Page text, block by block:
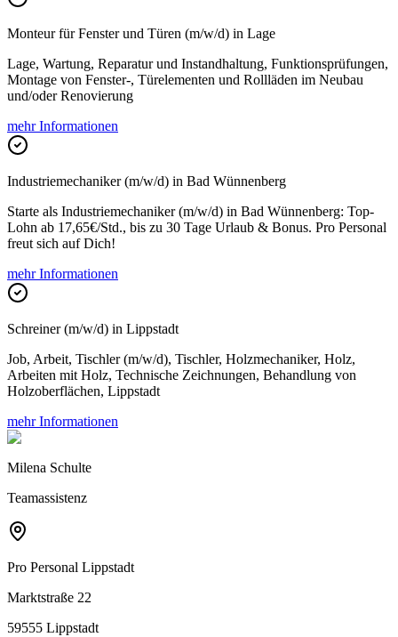
Monteur für Fenster und Türen (m/w/d) in Lage
Lage, Wartung, Reparatur und Instandhaltung, Funktionsprüfungen,
Montage von Fenster-, Türelementen und Rollläden im Neubau
und/oder Renovierung
mehr Informationen
Industriemechaniker (m/w/d) in Bad Wünnenberg
Starte als Industriemechaniker (m/w/d) in Bad Wünnenberg: Top-
Lohn ab 17,65€/Std., bis zu 30 Tage Urlaub & Bonus. Pro Personal
freut sich auf Dich!
mehr Informationen
Schreiner (m/w/d) in Lippstadt
Job, Arbeit, Tischler (m/w/d), Tischler, Holzmechaniker, Holz,
Arbeiten mit Holz, Technische Zeichnungen, Behandlung von
Holzoberflächen, Lippstadt
mehr Informationen
Milena Schulte
Teamassistenz
Pro Personal Lippstadt
Marktstraße 22
59555 Lippstadt